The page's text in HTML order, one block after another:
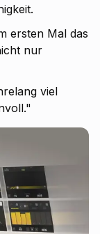
ersten Mal das
nur
viel